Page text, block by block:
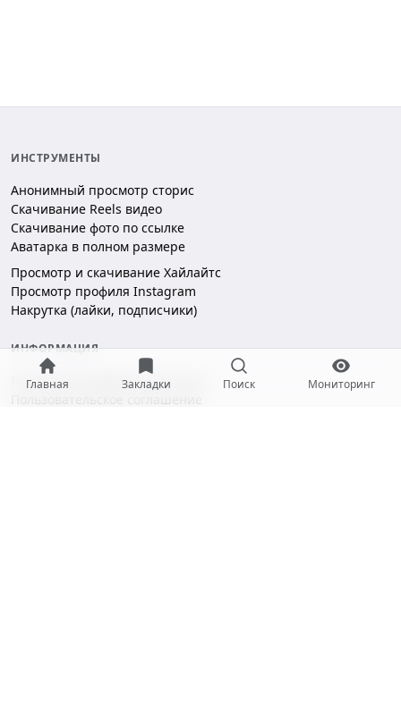
Главная Закладки Поиск Мониторинг
ИНСТРУМЕНТЫ
Анонимный просмотр сторис
Скачивание Reels видео
Скачивание фото по ссылке
Аватарка в полном размере
Просмотр и скачивание Хайлайтс
Просмотр профиля Instagram
Накрутка (лайки, подписчики)
ИНФОРМАЦИЯ
Политика конфиденциальности